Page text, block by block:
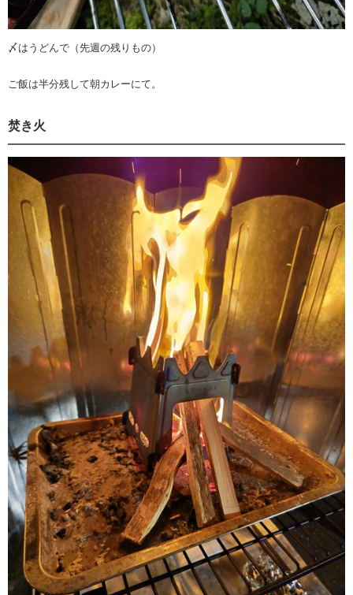
〆はうどんで（先週の残りもの）
ご飯は半分残して朝カレーにて。
焚き火